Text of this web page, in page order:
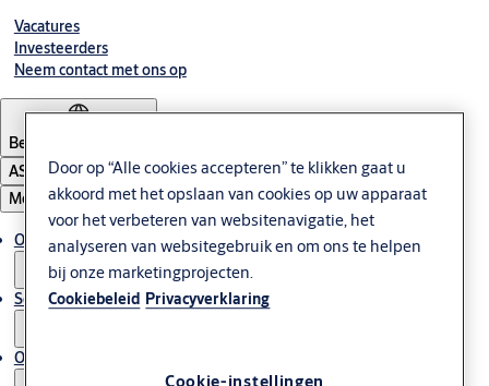
Vacatures
Investeerders
Neem contact met ons op
Belgium
ASSA ABLOY Group
Menu
Oplossingen
Service en onderhoud
Onze expertise
Door op “Alle cookies accepteren” te klikken gaat u
akkoord met het opslaan van cookies op uw apparaat
voor het verbeteren van websitenavigatie, het
analyseren van websitegebruik en om ons te helpen
bij onze marketingprojecten.
Cookiebeleid Privacyverklaring
Cookie-instellingen